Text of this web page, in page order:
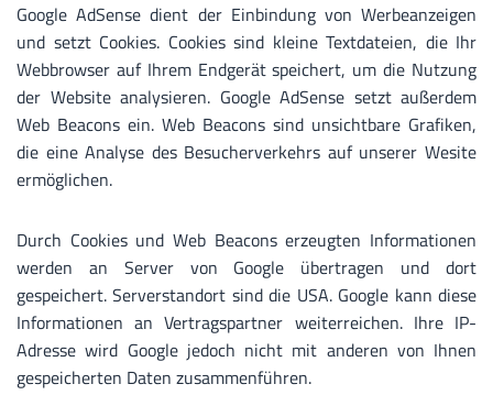
Google AdSense dient der Einbindung von Werbeanzeigen
und setzt Cookies. Cookies sind kleine Textdateien, die Ihr
Webbrowser auf Ihrem Endgerät speichert, um die Nutzung
der Website analysieren. Google AdSense setzt außerdem
Web Beacons ein. Web Beacons sind unsichtbare Grafiken,
die eine Analyse des Besucherverkehrs auf unserer Wesite
ermöglichen.
Durch Cookies und Web Beacons erzeugten Informationen
werden an Server von Google übertragen und dort
gespeichert. Serverstandort sind die USA. Google kann diese
Informationen an Vertragspartner weiterreichen. Ihre IP-
Adresse wird Google jedoch nicht mit anderen von Ihnen
gespeicherten Daten zusammenführen.